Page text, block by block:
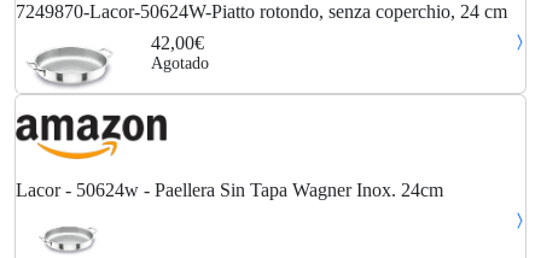
7249870-Lacor-50624W-Piatto rotondo, senza coperchio, 24 cm
42,00€
Agotado
Lacor - 50624w - Paellera Sin Tapa Wagner Inox. 24cm